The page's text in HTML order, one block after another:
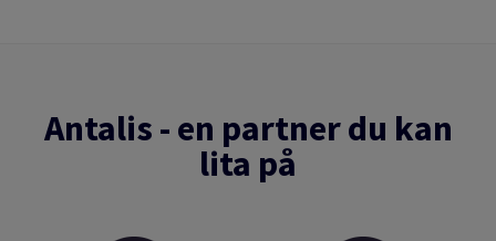
Antalis - en partner du kan
lita på